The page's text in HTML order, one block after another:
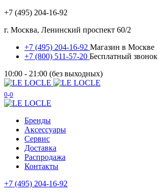
+7 (495) 204-16-92
г. Москва, Ленинский проспект 60/2
+7 (495) 204-16-92 Магазин в Москве
+7 (800) 511-57-20 Бесплатный звонок
10:00 - 21:00 (без выходных)
0 0
Бренды
Аксессуары
Сервис
Доставка
Распродажа
Контакты
+7 (495) 204-16-92